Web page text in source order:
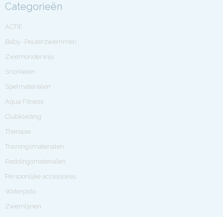
Categorieën
ACTIE
Baby- Peuterzwemmen
Zwemonderwijs
Snorkelen
Spelmaterialen
Aqua Fitness
Clubkleding
Therapie
Trainingsmaterialen
Reddingsmaterialen
Persoonlijke accessoires
Waterpolo
Zwemlijnen